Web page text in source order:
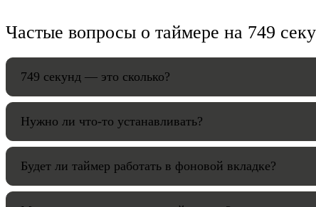
Частые вопросы о таймере на 749
749 секунд — это сколько?
Нужно ли что-то устанавливать?
Будет ли таймер работать в фоновой вкладке?